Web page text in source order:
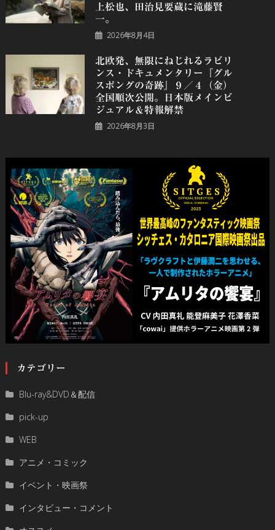
上松也、田治見要蔵に滝藤賢
一。
2026年8月4日
北欧発、無限にねじれるラビリ
ンス・ドキュメンタリー『グル
スポングの奇跡』９／４（金）
全国順次公開。日本版メインビ
ジュアル＆特報解禁
2026年8月3日
カテゴリー
Blu-ray&DVD＆配信
pick-up
WEB
アニメ・コミック
イベント・映画祭
インタビュー・コメント